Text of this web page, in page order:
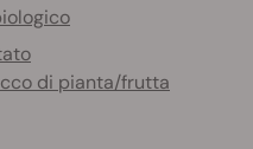
di pianta/frutta